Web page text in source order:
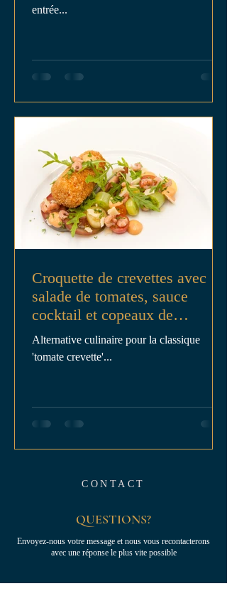
entrée...
Croquette de crevettes avec
salade de tomates, sauce
cocktail et copeaux de
parmesan
Alternative culinaire pour la classique
'tomate crevette'...
CONTACT
QUESTIONS?
Envoyez-nous votre message et nous vous recontacterons
avec une réponse le plus vite possible